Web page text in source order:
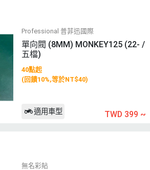
Professional 普菲迅國際
單向閥 (8MM) MONKEY125 (22- /
五檔)
40點起
(回饋10%,等於NT$40)
適用車型 TWD 399 ~
無名彩貼